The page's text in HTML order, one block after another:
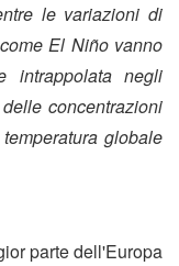
le variazioni di
El Niño vanno
intrappolata negli
concentrazioni
globale
parte dell'Europa